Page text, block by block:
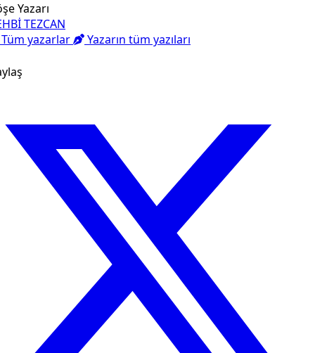
Yazarı
TEZCAN
yazarlar
Yazarın tüm yazıları